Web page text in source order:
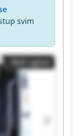
svim
Mali oglasi